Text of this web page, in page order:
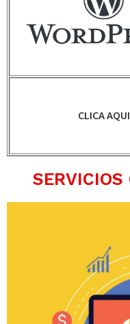
CLICA AQUI
SERVICIOS